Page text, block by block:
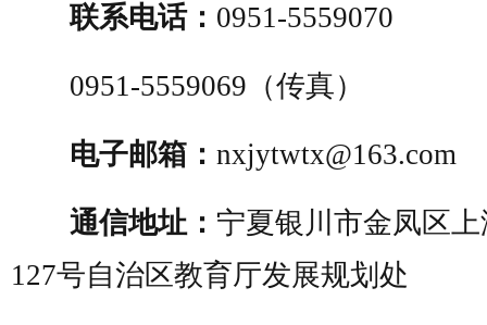
联系电话： 0951-5559070
0951-5559069（传真）
电子邮箱： nxjytwtx@163.com
通信地址： 宁夏银川市金凤区
127号自治区教育厅发展规划处